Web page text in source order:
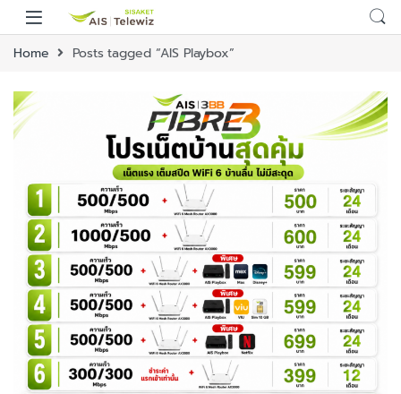
Home Posts tagged “AIS Playbox”